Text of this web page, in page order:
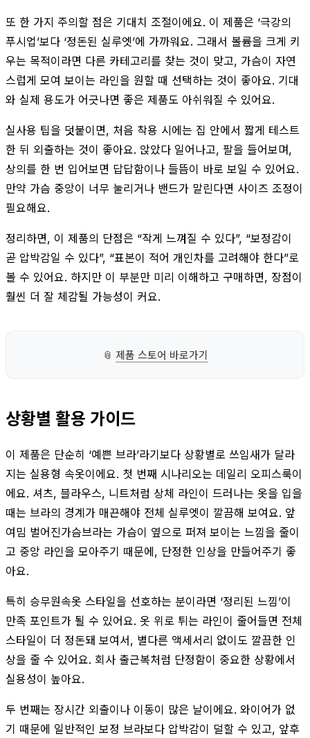
또 한 가지 주의할 점은 기대치 조절이에요. 이 제품은 ‘극강의
푸시업’보다 ‘정돈된 실루엣’에 가까워요. 그래서 볼륨을 크게 키
우는 목적이라면 다른 카테고리를 찾는 것이 맞고, 가슴이 자연
스럽게 모여 보이는 라인을 원할 때 선택하는 것이 좋아요. 기대
와 실제 용도가 어긋나면 좋은 제품도 아쉬워질 수 있어요.
실사용 팁을 덧붙이면, 처음 착용 시에는 집 안에서 짧게 테스트
한 뒤 외출하는 것이 좋아요. 앉았다 일어나고, 팔을 들어보며,
상의를 한 번 입어보면 답답함이나 들뜸이 바로 보일 수 있어요.
만약 가슴 중앙이 너무 눌리거나 밴드가 말린다면 사이즈 조정이
필요해요.
정리하면, 이 제품의 단점은 “작게 느껴질 수 있다”, “보정감이
곧 압박감일 수 있다”, “표본이 적어 개인차를 고려해야 한다”로
볼 수 있어요. 하지만 이 부분만 미리 이해하고 구매하면, 장점이
훨씬 더 잘 체감될 가능성이 커요.
📎 제품 스토어 바로가기
상황별 활용 가이드
이 제품은 단순히 ‘예쁜 브라’라기보다 상황별로 쓰임새가 달라
지는 실용형 속옷이에요. 첫 번째 시나리오는 데일리 오피스룩이
에요. 셔츠, 블라우스, 니트처럼 상체 라인이 드러나는 옷을 입을
때는 브라의 경계가 매끈해야 전체 실루엣이 깔끔해 보여요. 앞
여밈 벌어진가슴브라는 가슴이 옆으로 퍼져 보이는 느낌을 줄이
고 중앙 라인을 모아주기 때문에, 단정한 인상을 만들어주기 좋
아요.
특히 승무원속옷 스타일을 선호하는 분이라면 ‘정리된 느낌’이
만족 포인트가 될 수 있어요. 옷 위로 튀는 라인이 줄어들면 전체
스타일이 더 정돈돼 보여서, 별다른 액세서리 없이도 깔끔한 인
상을 줄 수 있어요. 회사 출근복처럼 단정함이 중요한 상황에서
실용성이 높아요.
두 번째는 장시간 외출이나 이동이 많은 날이에요. 와이어가 없
기 때문에 일반적인 보정 브라보다 압박감이 덜할 수 있고, 앞후